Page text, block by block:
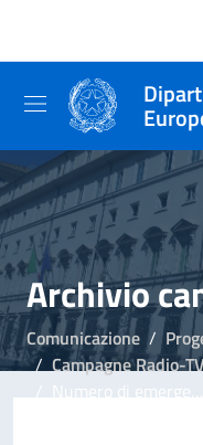
Archivio
Comunicazione
Campagne Radio-
Numero di emergenza 112